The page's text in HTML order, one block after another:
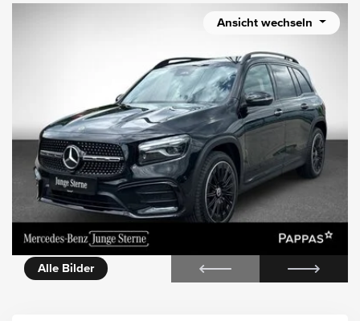
Ansicht wechseln
Alle Bilder